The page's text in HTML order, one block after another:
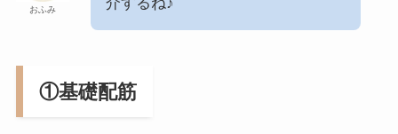
おふみ 介するね♪
①基礎配筋